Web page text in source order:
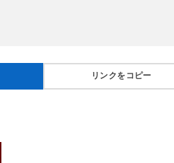
リンクをコピー